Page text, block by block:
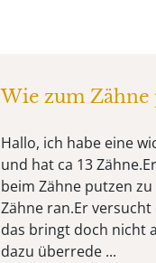
Wie zum Zähne
Hallo, ich habe eine
und hat ca 13
beim Zähne putzen
Zähne ran.Er
das bringt doch nicht
dazu überrede ...